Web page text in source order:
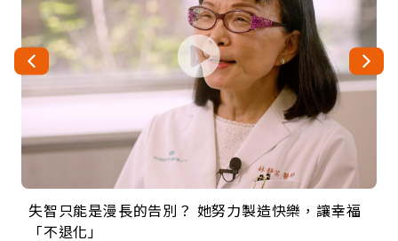
失智只能是漫長的告別？ 她努力製造快樂，讓幸福
「不退化」
來自剛果的巧克力神父 為台灣奉獻36年 「台灣是我
的家，我連作夢都講台語！」
63歲卸矽谷副總、搬回台灣找快樂！「蛋黃哥小
丑」走進安養院，逗樂上萬爺奶：退休後才開始真
104歲打破金氏世界紀錄 成為全球最年長羽球選
手，分享長壽的秘密原來是「這個」
事業巔峰他選擇追夢…黑手阿伯拉小提琴還登上小
巨蛋！連CNN都大讚！